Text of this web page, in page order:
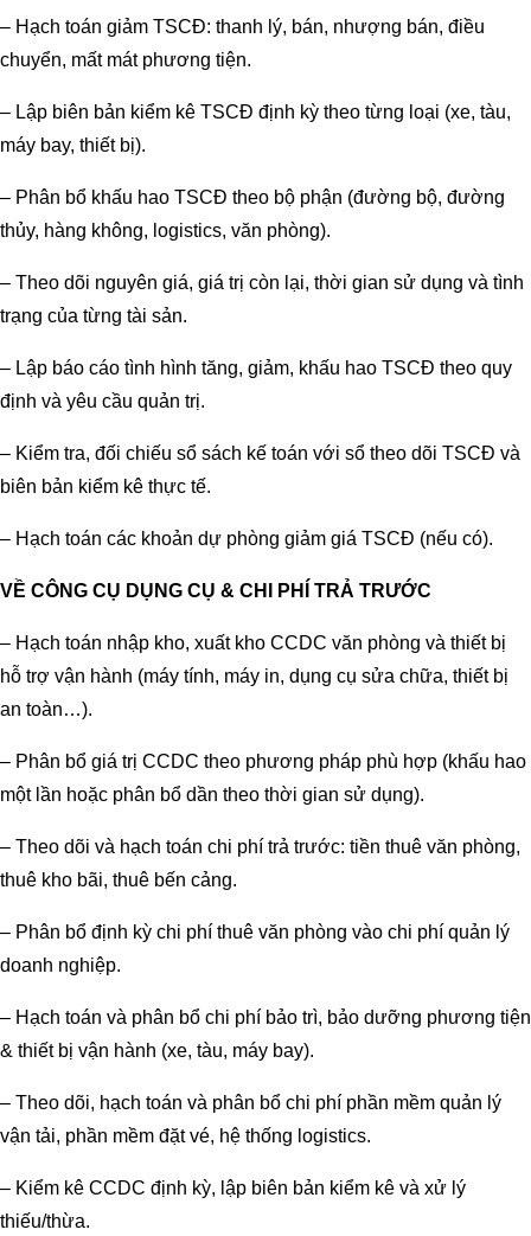
– Hạch toán giảm TSCĐ: thanh lý, bán, nhượng bán, điều
chuyển, mất mát phương tiện.
– Lập biên bản kiểm kê TSCĐ định kỳ theo từng loại (xe, tàu,
máy bay, thiết bị).
– Phân bổ khấu hao TSCĐ theo bộ phận (đường bộ, đường
thủy, hàng không, logistics, văn phòng).
– Theo dõi nguyên giá, giá trị còn lại, thời gian sử dụng và tình
trạng của từng tài sản.
– Lập báo cáo tình hình tăng, giảm, khấu hao TSCĐ theo quy
định và yêu cầu quản trị.
– Kiểm tra, đối chiếu sổ sách kế toán với sổ theo dõi TSCĐ và
biên bản kiểm kê thực tế.
– Hạch toán các khoản dự phòng giảm giá TSCĐ (nếu có).
VỀ CÔNG CỤ DỤNG CỤ & CHI PHÍ TRẢ TRƯỚC
– Hạch toán nhập kho, xuất kho CCDC văn phòng và thiết bị
hỗ trợ vận hành (máy tính, máy in, dụng cụ sửa chữa, thiết bị
an toàn…).
– Phân bổ giá trị CCDC theo phương pháp phù hợp (khấu hao
một lần hoặc phân bổ dần theo thời gian sử dụng).
– Theo dõi và hạch toán chi phí trả trước: tiền thuê văn phòng,
thuê kho bãi, thuê bến cảng.
– Phân bổ định kỳ chi phí thuê văn phòng vào chi phí quản lý
doanh nghiệp.
– Hạch toán và phân bổ chi phí bảo trì, bảo dưỡng phương tiện
& thiết bị vận hành (xe, tàu, máy bay).
– Theo dõi, hạch toán và phân bổ chi phí phần mềm quản lý
vận tải, phần mềm đặt vé, hệ thống logistics.
– Kiểm kê CCDC định kỳ, lập biên bản kiểm kê và xử lý
thiếu/thừa.